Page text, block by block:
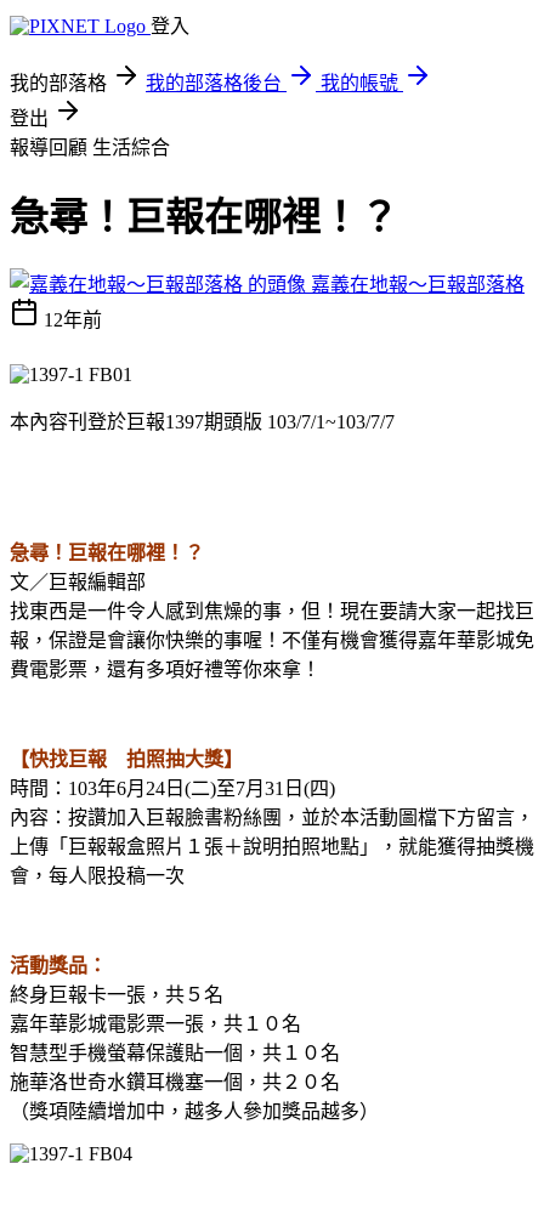
登入
我的部落格 我的部落格後台
我的帳號
登出
報導回顧 生活綜合
急尋！巨報在哪裡！？
嘉義在地報～巨報部落格
12年前
本內容刊登於巨報1397期頭版 103/7/1~103/7/7
急尋！巨報在哪裡！？
文／巨報編輯部
找東西是一件令人感到焦燥的事，但！現在要請大家一起找巨
報，保證是會讓你快樂的事喔！不僅有機會獲得嘉年華影城免
費電影票，還有多項好禮等你來拿！
【快找巨報 拍照抽大獎】
時間：103年6月24日(二)至7月31日(四)
內容：按讚加入巨報臉書粉絲團，並於本活動圖檔下方留言，
上傳「巨報報盒照片１張＋說明拍照地點」，就能獲得抽獎機
會，每人限投稿一次
活動獎品：
終身巨報卡一張，共５名
嘉年華影城電影票一張，共１０名
智慧型手機螢幕保護貼一個，共１０名
施華洛世奇水鑽耳機塞一個，共２０名
（獎項陸續增加中，越多人參加獎品越多）